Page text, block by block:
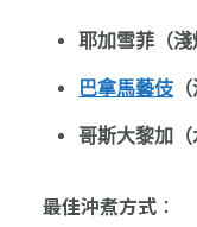
耶加雪菲（淺
巴拿馬藝伎（
哥斯大黎加（
最佳沖煮方式：